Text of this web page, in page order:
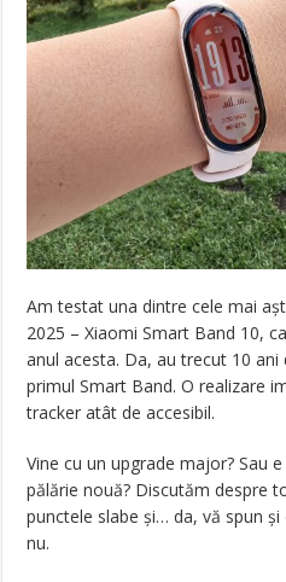
Am testat una dintre cele mai
2025 – Xiaomi Smart Band 10,
anul acesta. Da, au trecut 10
primul Smart Band. O realizare
tracker atât de accesibil.
Vine cu un upgrade major? Sau
pălărie nouă? Discutăm despre
punctele slabe și… da, vă spun
nu.